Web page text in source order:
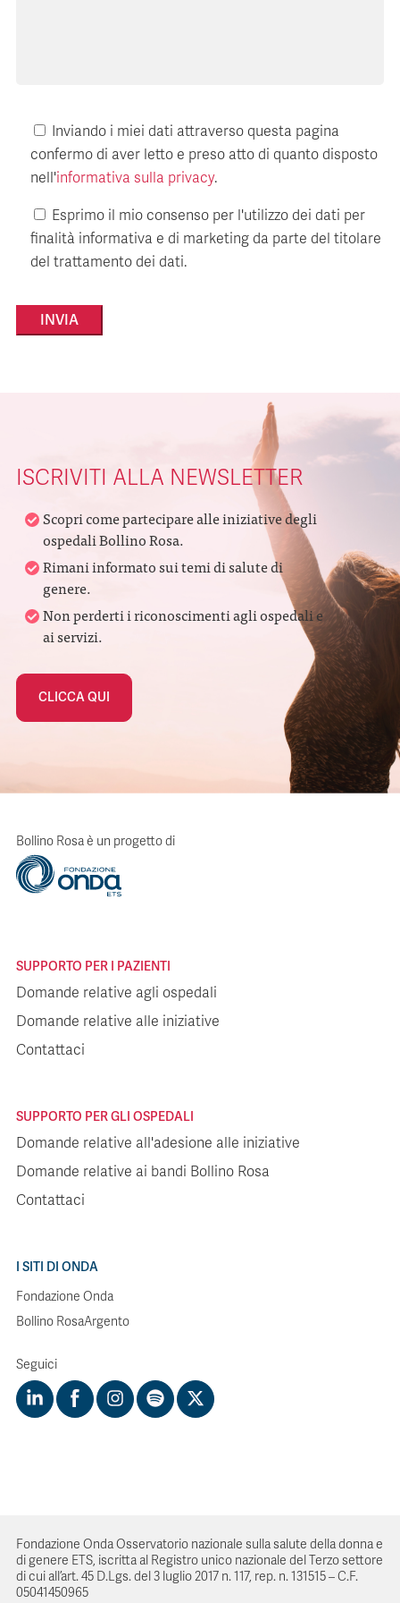
Inviando i miei dati attraverso questa pagina
confermo di aver letto e preso atto di quanto disposto
nell'informativa sulla privacy.
Esprimo il mio consenso per l'utilizzo dei dati per
finalità informativa e di marketing da parte del titolare
del trattamento dei dati.
ISCRIVITI ALLA NEWSLETTER
Scopri come partecipare alle iniziative degli
ospedali Bollino Rosa.
Rimani informato sui temi di salute di
genere.
Non perderti i riconoscimenti agli ospedali e
ai servizi.
CLICCA QUI
Bollino Rosa è un progetto di
SUPPORTO PER I PAZIENTI
Domande relative agli ospedali
Domande relative alle iniziative
Contattaci
SUPPORTO PER GLI OSPEDALI
Domande relative all'adesione alle iniziative
Domande relative ai bandi Bollino Rosa
Contattaci
I SITI DI ONDA
Fondazione Onda
Bollino RosaArgento
Seguici
Fondazione Onda Osservatorio nazionale sulla salute della donna e
di genere ETS, iscritta al Registro unico nazionale del Terzo settore
di cui all’art. 45 D.Lgs. del 3 luglio 2017 n. 117, rep. n. 131515 – C.F.
05041450965